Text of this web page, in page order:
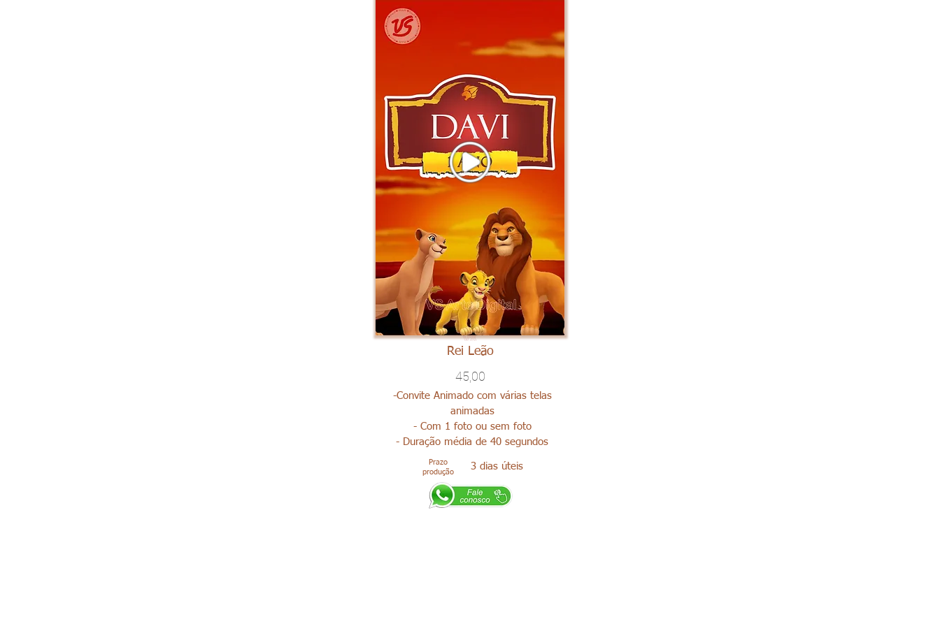
Rei Leão
45,00
-Convite Animado com várias telas
animadas
- Com 1 foto ou sem foto
- Duração média de 40 segundos
Prazo
produção
3 dias úteis